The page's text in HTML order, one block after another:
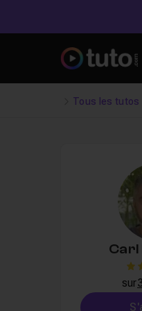
Tous les tutos
5
sur